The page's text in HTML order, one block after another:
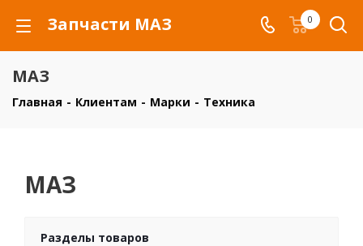
Запчасти МАЗ 0
МАЗ
Главная - Клиентам - Марки - Техника
МАЗ
Разделы товаров